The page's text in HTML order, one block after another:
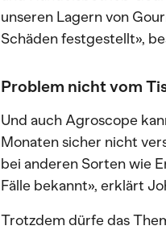
unseren Lagern von
Schäden festgestellt»,
Problem nicht vom
Und auch Agroscope
Monaten sicher nicht
bei anderen Sorten wie
Fälle bekannt», erklärt
Trotzdem dürfe das